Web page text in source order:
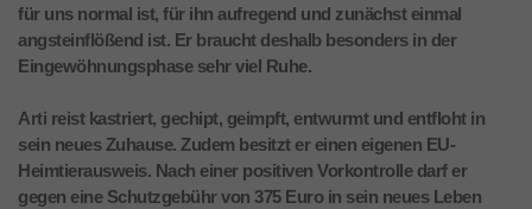
für uns normal ist, für ihn aufregend und zunächst einmal
angsteinflößend ist. Er braucht deshalb besonders in der
Eingewöhnungsphase sehr viel Ruhe.
Arti reist kastriert, gechipt, geimpft, entwurmt und entfloht in
sein neues Zuhause. Zudem besitzt er einen eigenen EU-
Heimtierausweis. Nach einer positiven Vorkontrolle darf er
gegen eine Schutzgebühr von 375 Euro in sein neues Leben